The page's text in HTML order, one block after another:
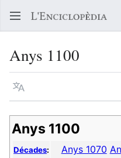
Anys 1100
Llegir en un atre idioma
Anys 1100
Décades: Anys 1070